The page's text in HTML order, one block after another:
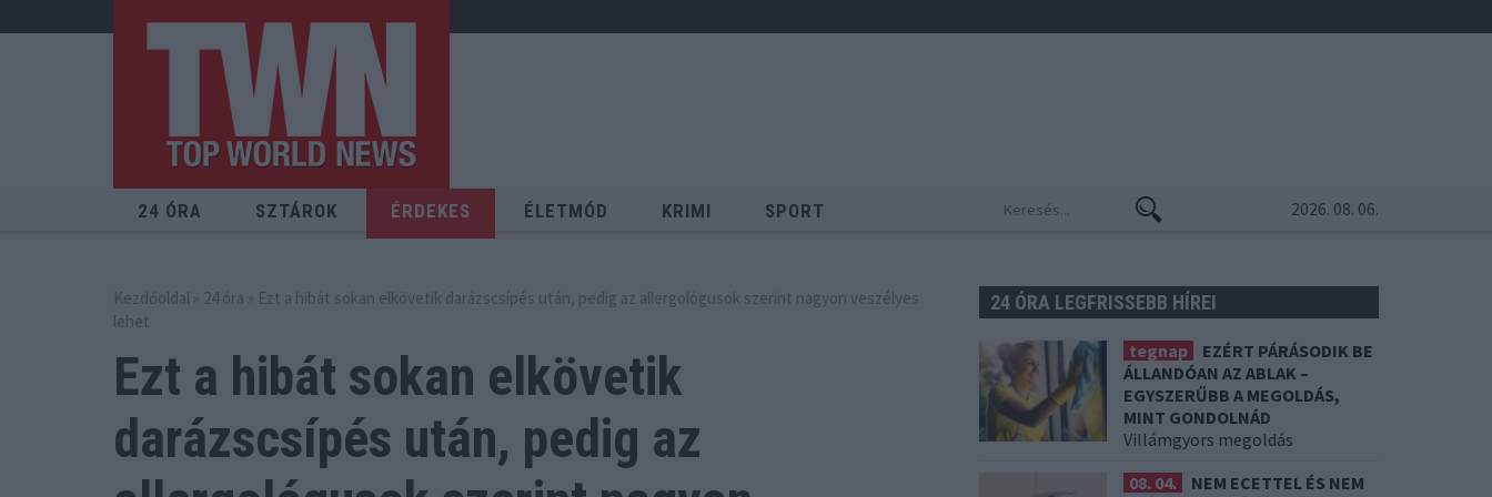
24 ÓRA SZTÁROK ÉRDEKES ÉLETMÓD KRIMI SPORT 2026. 08. 06.
Kezdőoldal » 24 óra » Ezt a hibát sokan elkövetik darázscsípés után, pedig az allergológusok szerint nagyon veszélyes
lehet
Ezt a hibát sokan elkövetik
darázscsípés után, pedig az
24 ÓRA LEGFRISSEBB HÍREI
tegnap
EZÉRT PÁRÁSODIK BE
ÁLLANDÓAN AZ ABLAK –
EGYSZERŰBB A MEGOLDÁS,
MINT GONDOLNÁD
Villámgyors megoldás
08. 04.
NEM ECETTEL ÉS NEM